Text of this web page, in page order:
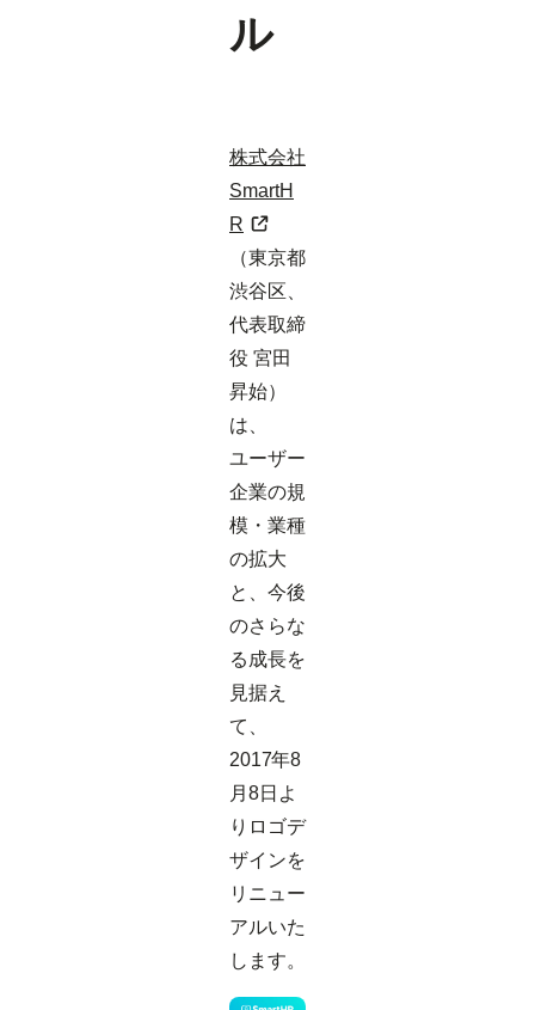
ル
株式会社
SmartH
R
（東京都
渋谷区、
代表取締
役 宮田
昇始）
は、
ユーザー
企業の規
模・業種
の拡大
と、今後
のさらな
る成長を
見据え
て、
2017年8
月8日よ
りロゴデ
ザインを
リニュー
アルいた
します。